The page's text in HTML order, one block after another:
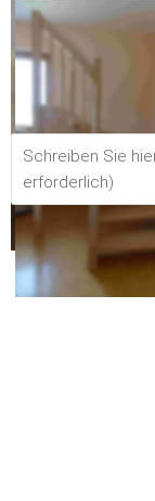
Sprechen Sie mit
Wir planen und
09643
eMail: